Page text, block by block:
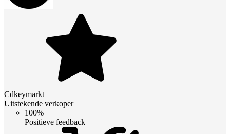
Cdkeymarkt
Uitstekende verkoper
100%
Positieve feedback